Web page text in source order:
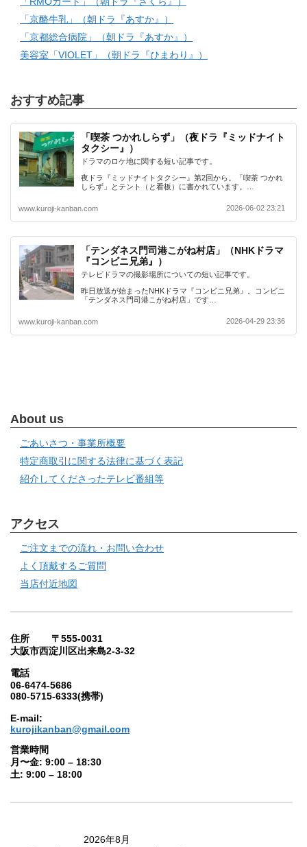
「京酪牛乳」（朝ドラ『あすか』）
「京都総合病院」（朝ドラ『あすか』）
美容室「VIOLET」（朝ドラ『ひまわり』）
おすすめ記事
「喫茶 つかれしらず」（夜ドラ『ミッドナイト
タクシー』）
ドラマのロケ地に関する短い記事です。
夜ドラ『ミッドナイトタクシー』第2回から。「喫茶 つかれ
しらず」とテント（と看板）に書かれています。…
www.kuroji-kanban.com 2026-06-02 23:21
「テンダネス門司港こがね村店」（NHKドラマ
『コンビニ兄弟』）
テレビドラマの撮影場所についての短い記事です。
昨日放送が始まったNHKドラマ『コンビニ兄弟』。コンビニ
「テンダネス門司港こがね村店」です…
www.kuroji-kanban.com 2026-04-29 23:36
About us
ごあいさつ・事業所概要
特定商取引に関する法律に基づく表記
紹介してくださったテレビ番組等
アクセス
ご注文までの流れ・お問い合わせ
よく頂戴するご質問
当店付近地図
住所 〒555-0031
大阪市西淀川区出来島2-3-32
電話
06-6474-5686
080-5715-6333(携帯)
E-mail:
kurojikanban@gmail.com
営業時間
月〜金: 9:00 – 18:30
土: 9:00 – 18:00
2026年8月